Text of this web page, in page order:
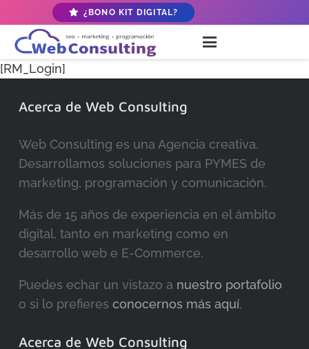
¿BONO KIT DIGITAL?
[RM_Login]
Acerca de Web Consulting
Web Consulting es una Agencia creativa.
Desarrollamos soluciones para PYMES de
marketing, programación y comunicación.
Más de 15 años de experiencia en el ámbito
digital, tanto en marketing como en
desarrollo web e E-Commerce.
Puedes echar un vistazo a nuestro portafolio
o si lo prefieres conocernos más aquí.
Acerca de Web Consulting